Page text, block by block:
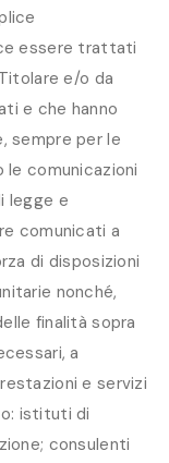
essere trattati
e/o da
e che hanno
sempre per le
comunicazioni
legge e
comunicati a
di disposizioni
nonché,
finalità sopra
a
e servizi
istituti di
consulenti